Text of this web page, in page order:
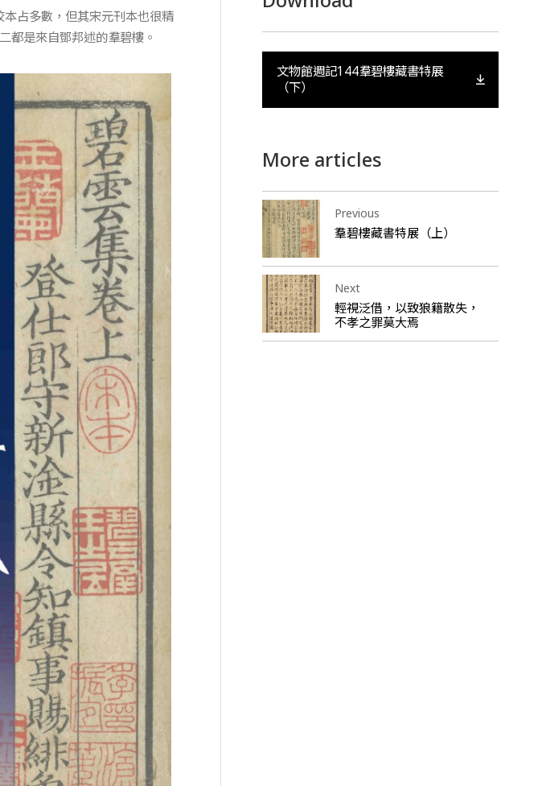
占多數，但其宋元刊本也很精
都是來自鄧邦述的羣碧樓。
文物館週記144羣碧樓藏書特展
（下）
More articles
Previous
羣碧樓藏書特展（上）
Next
輕視泛借，以致狼籍散失，
不孝之罪莫大焉